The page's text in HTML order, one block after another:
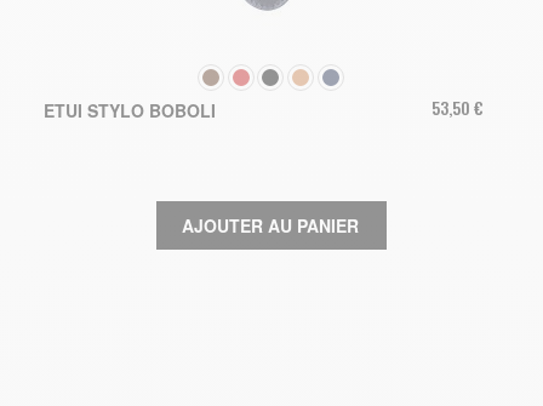
COULEUR
ETUI STYLO BOBOLI 53,50 €
AJOUTER AU PANIER